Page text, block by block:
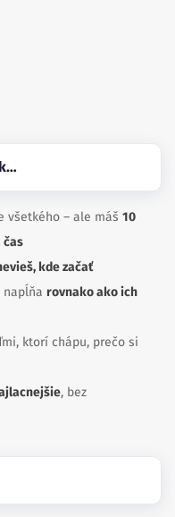
všetkého – ale máš 10
čas
kde začať
napĺňa rovnako ako ich
ktorí chápu, prečo si
, bez